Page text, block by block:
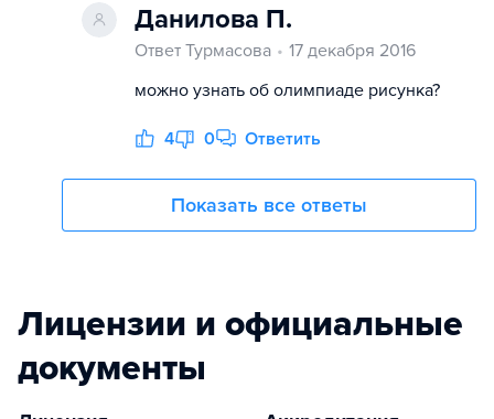
Данилова П.
Ответ Турмасова
17 декабря 2016
можно узнать об олимпиаде рисунка?
4 0 Ответить
Показать все ответы
Лицензии и официальные
документы